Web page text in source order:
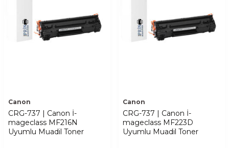
Canon
CRG-737 | Canon İ-
mageclass MF216N
Uyumlu Muadil Toner
Canon
CRG-737 | Canon İ-
mageclass MF223D
Uyumlu Muadil Toner